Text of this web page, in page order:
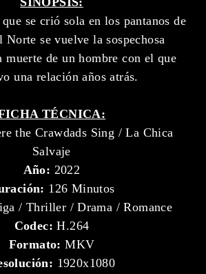
se crió sola en los pantanos de
Norte se vuelve la sospechosa
de un hombre con el que
una relación años atrás.
TÉCNICA:
the Crawdads Sing / La Chica
Salvaje
Año: 2022
126 Minutos
/ Thriller / Drama / Romance
Codec:H.264
Formato: MKV
1920x1080